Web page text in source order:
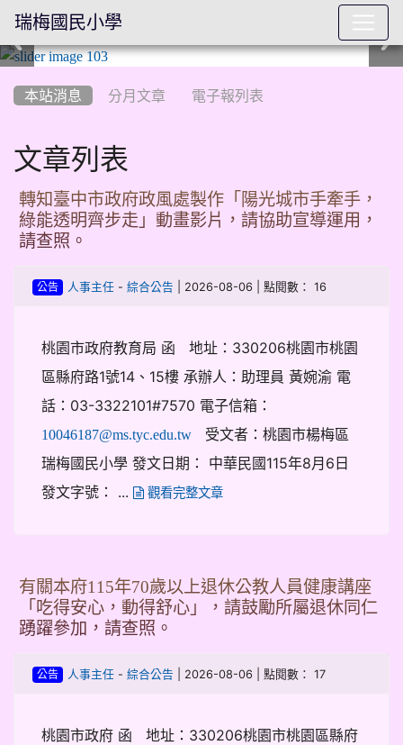
本站消息 分月文章 電子報列表
文章列表
轉知臺中市政府政風處製作「陽光城市手牽手，
綠能透明齊步走」動畫影片，請協助宣導運用，
請查照。
公告 人事主任- 綜合公告 | 2026-08-06 | 點閱數： 16
桃園市政府教育局 函 地址：330206桃園市桃園
區縣府路1號14、15樓 承辦人：助理員 黃婉渝 電
話：03-3322101#7570 電子信箱：
10046187@ms.tyc.edu.tw
受文者：桃園市楊梅區
瑞梅國民小學 發文日期： 中華民國115年8月6日
發文字號： ...
觀看完整文章
有關本府115年70歲以上退休公教人員健康講座
「吃得安心，動得舒心」，請鼓勵所屬退休同仁
踴躍參加，請查照。
公告 人事主任- 綜合公告 | 2026-08-06 | 點閱數： 17
桃園市政府 函 地址：330206桃園市桃園區縣府
瑞梅國民小學